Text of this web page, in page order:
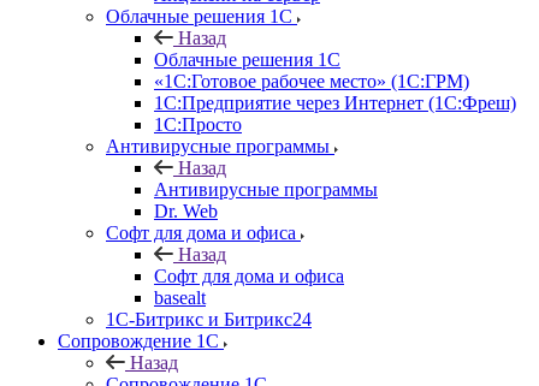
Облачные решения 1С
Назад
Облачные решения 1С
«1C:Готовое рабочее место» (1С:ГРМ)
1С:Предприятие через Интернет (1С:Фреш)
1С:Просто
Антивирусные программы
Назад
Антивирусные программы
Dr. Web
Софт для дома и офиса
Назад
Софт для дома и офиса
basealt
1С-Битрикс и Битрикс24
Сопровождение 1С
Назад